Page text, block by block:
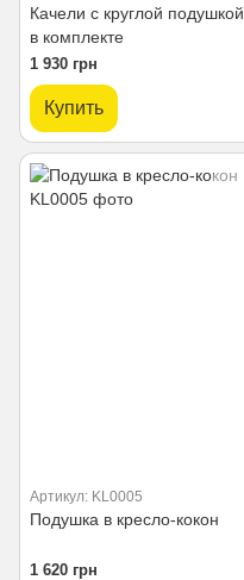
Качели с круглой подушкой
в ​​комплекте
1 930 грн
Купить
Артикул: KL0005
Подушка в кресло-кокон
1 620 грн